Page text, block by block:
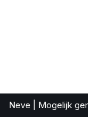
Neve | Mogelijk